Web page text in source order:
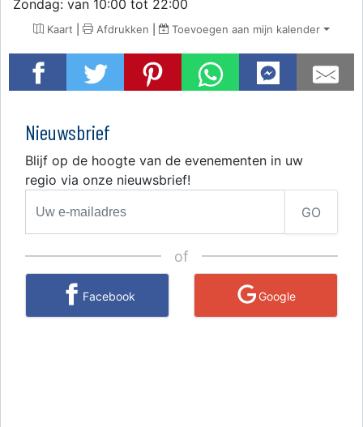
Zondag: van 10:00 tot 22:00
Kaart | Afdrukken | Toevoegen aan mijn kalender
Nieuwsbrief
Blijf op de hoogte van de evenementen in uw
regio via onze nieuwsbrief!
GO
of
Facebook Google